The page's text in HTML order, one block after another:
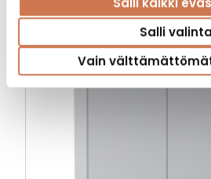
Salli valinta
Vain